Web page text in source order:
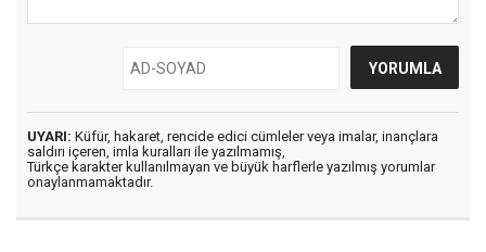
UYARI: Küfür, hakaret, rencide edici cümleler veya imalar, inançlara
saldırı içeren, imla kuralları ile yazılmamış,
Türkçe karakter kullanılmayan ve büyük harflerle yazılmış yorumlar
onaylanmamaktadır.